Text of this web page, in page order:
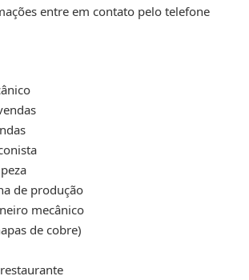
entre em contato pelo telefone
de produção
mecânico
de cobre)